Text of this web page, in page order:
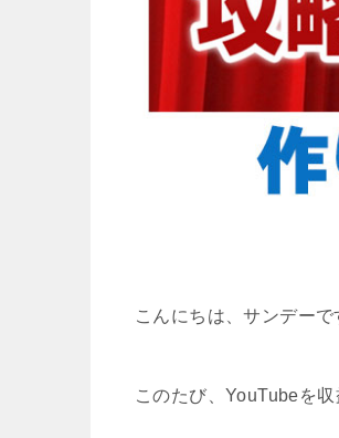
こんにちは、サンデーで
このたび、YouTubeを収